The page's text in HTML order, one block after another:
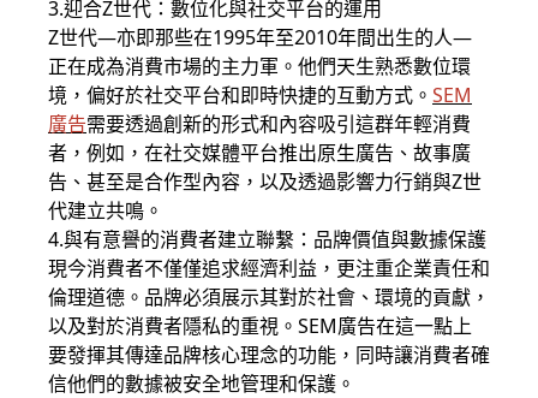
3.迎合Z世代：數位化與社交平台的運用
Z世代—亦即那些在1995年至2010年間出生的人—
正在成為消費市場的主力軍。他們天生熟悉數位環
境，偏好於社交平台和即時快捷的互動方式。 SEM
廣告需要透過創新的形式和內容吸引這群年輕消費
者，例如，在社交媒體平台推出原生廣告、故事廣
告、甚至是合作型內容，以及透過影響力行銷與Z世
代建立共鳴。
4.與有意譽的消費者建立聯繫：品牌價值與數據保護
現今消費者不僅僅追求經濟利益，更注重企業責任和
倫理道德。品牌必須展示其對於社會、環境的貢獻，
以及對於消費者隱私的重視。SEM廣告在這一點上
要發揮其傳達品牌核心理念的功能，同時讓消費者確
信他們的數據被安全地管理和保護。